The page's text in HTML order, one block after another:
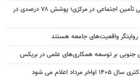
رشد نسبت پشتیبانی تأمین اجتماعی در مرکزی؛ پوشش ۷۸ درصدی در
روایتگر واقعیت‌های جامعه‌ هستند
جنوبی بر توسعه همکاری‌های علمی در بریکس
مرداد اعلام می شود